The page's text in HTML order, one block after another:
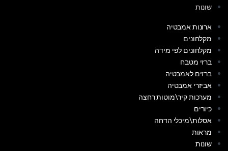
שונות
ארונות אמבטיה
מקלחונים
מקלחונים לפי מידה
ברזי מטבח
ברזים לאמבטיה
אביזרי אמבטיה
מערכות קיר\מוטות רחצה
כיורים
אסלות\מיכלי הדחה
מראות
שונות